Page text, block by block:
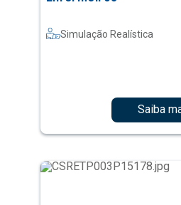
Simulação Realística
Saiba